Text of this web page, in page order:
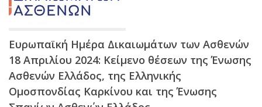
Ευρωπαϊκή Ημέρα Δικαιωμάτων των Ασθενών
18 Απριλίου 2024: Κείμενο θέσεων της Ένωσης
Ασθενών Ελλάδος, της Ελληνικής
Ομοσπονδίας Καρκίνου και της Ένωσης